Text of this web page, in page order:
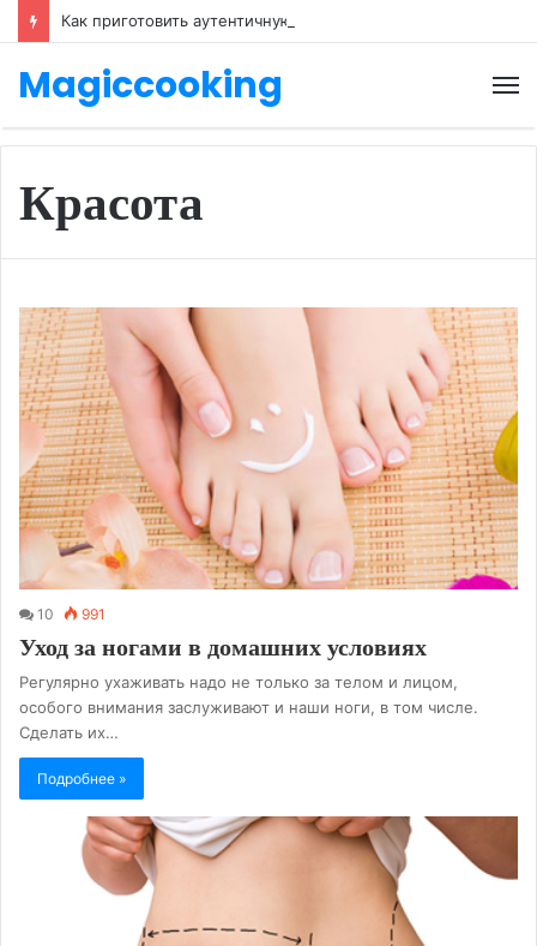
Magiccooking
Красота
10 991
Уход за ногами в домашних условиях
Регулярно ухаживать надо не только за телом и лицом,
особого внимания заслуживают и наши ноги, в том числе.
Сделать их…
Подробнее »